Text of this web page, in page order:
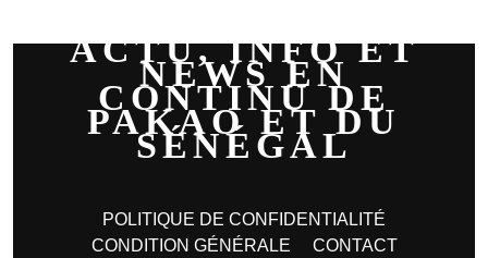
ACTU, INFO ET
NEWS EN
CONTINU DE
PAKAO ET DU
SÉNÉGAL
POLITIQUE DE CONFIDENTIALITÉ
CONDITION GÉNÉRALE
CONTACT